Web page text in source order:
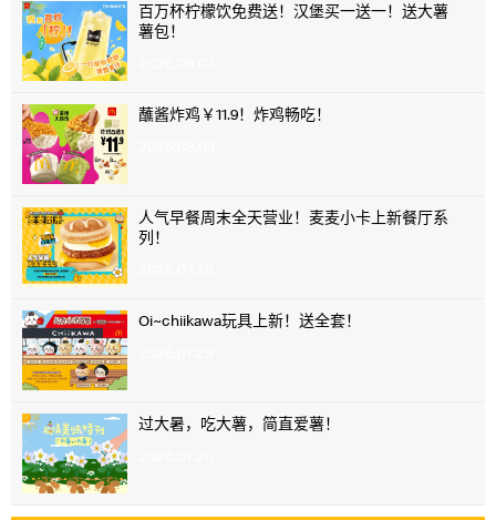
百万杯柠檬饮免费送！汉堡买一送一！送大薯
薯包！
蘸酱炸鸡￥11.9！炸鸡畅吃！
人气早餐周末全天营业！麦麦小卡上新餐厅系
列！
Oi~chiikawa玩具上新！送全套！
过大暑，吃大薯，简直爱薯！